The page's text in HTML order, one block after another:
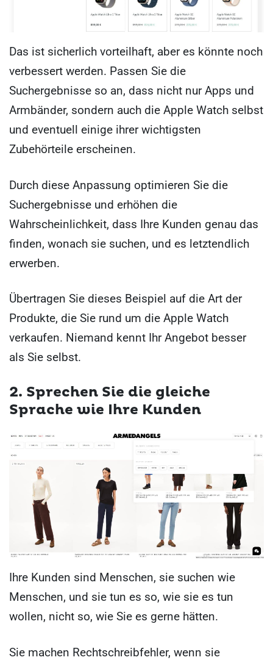
Das ist sicherlich vorteilhaft, aber es könnte noch
verbessert werden. Passen Sie die
Suchergebnisse so an, dass nicht nur Apps und
Armbänder, sondern auch die Apple Watch selbst
und eventuell einige ihrer wichtigsten
Zubehörteile erscheinen.
Durch diese Anpassung optimieren Sie die
Suchergebnisse und erhöhen die
Wahrscheinlichkeit, dass Ihre Kunden genau das
finden, wonach sie suchen, und es letztendlich
erwerben.
Übertragen Sie dieses Beispiel auf die Art der
Produkte, die Sie rund um die Apple Watch
verkaufen. Niemand kennt Ihr Angebot besser
als Sie selbst.
2. Sprechen Sie die gleiche
Sprache wie Ihre Kunden
Ihre Kunden sind Menschen, sie suchen wie
Menschen, und sie tun es so, wie sie es tun
wollen, nicht so, wie Sie es gerne hätten.
Sie machen Rechtschreibfehler, wenn sie